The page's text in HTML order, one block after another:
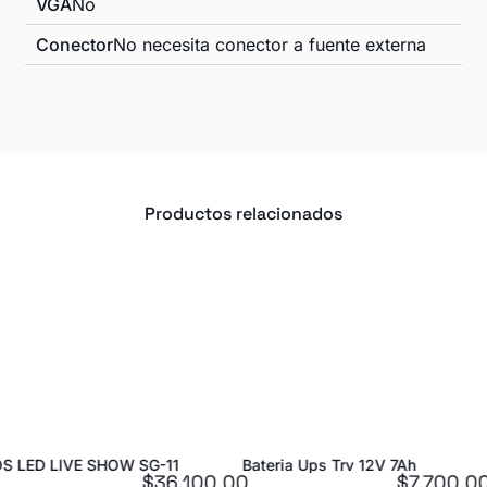
VGANo
ConectorNo necesita conector a fuente externa
Productos relacionados
Ups Trv 12V 7Ah Mouse Genius Usb